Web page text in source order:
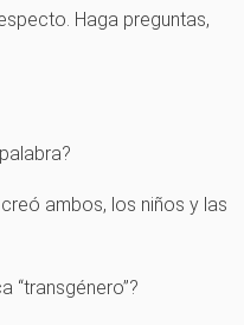
Haga preguntas,
ambos, los niños y las
“transgénero”?